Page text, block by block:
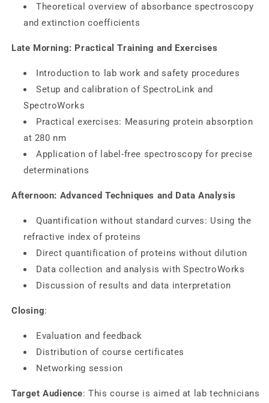
Theoretical overview of absorbance spectroscopy
and extinction coefficients
Late Morning: Practical Training and Exercises
Introduction to lab work and safety procedures
Setup and calibration of SpectroLink and
SpectroWorks
Practical exercises: Measuring protein absorption
at 280 nm
Application of label-free spectroscopy for precise
determinations
Afternoon: Advanced Techniques and Data Analysis
Quantification without standard curves: Using the
refractive index of proteins
Direct quantification of proteins without dilution
Data collection and analysis with SpectroWorks
Discussion of results and data interpretation
Closing:
Evaluation and feedback
Distribution of course certificates
Networking session
Target Audience: This course is aimed at lab technicians